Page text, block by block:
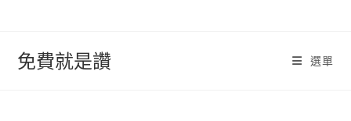
免費就是讚 選單